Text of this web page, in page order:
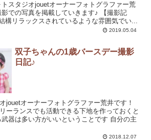
スタジオjouetオーナーフォトグラファー荒
での写真を掲載していきます♪ 【撮影記
構リラックスされているような雰囲気でい...
2019.05.04
双子ちゃんの1歳バースデー撮影
日記♪
jouetオーナーフォトグラファー荒井です！
ーランスでも活動できる下地を作っておくと
器は多い方がいいということです 自分の主
2018.12.07